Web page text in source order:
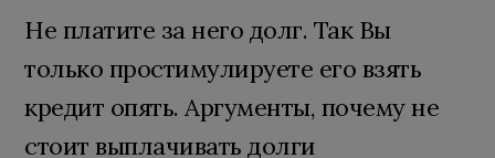
Не платите за него долг. Так Вы
только простимулируете его взять
кредит опять. Аргументы, почему не
стоит выплачивать долги